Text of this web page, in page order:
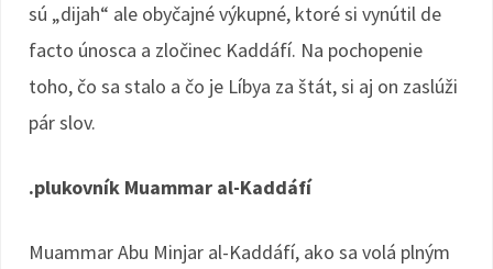
sú „dijah“ ale obyčajné výkupné, ktoré si vynútil de
facto únosca a zločinec Kaddáfí. Na pochopenie
toho, čo sa stalo a čo je Líbya za štát, si aj on zaslúži
pár slov.
.plukovník Muammar al-Kaddáfí
Muammar Abu Minjar al-Kaddáfí, ako sa volá plným